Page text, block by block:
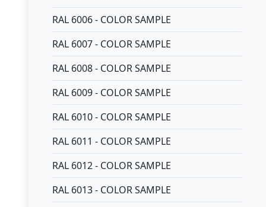
RAL 6006 - COLOR SAMPLE
RAL 6007 - COLOR SAMPLE
RAL 6008 - COLOR SAMPLE
RAL 6009 - COLOR SAMPLE
RAL 6010 - COLOR SAMPLE
RAL 6011 - COLOR SAMPLE
RAL 6012 - COLOR SAMPLE
RAL 6013 - COLOR SAMPLE